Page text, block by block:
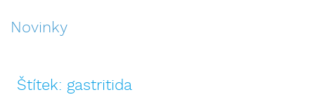
Novinky
Štítek: gastritida